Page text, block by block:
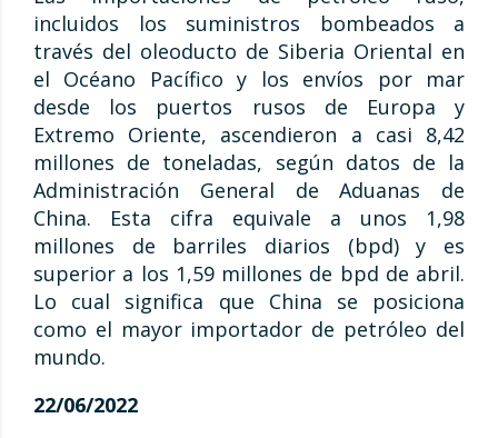
incluidos los suministros bombeados a
través del oleoducto de Siberia Oriental en
el Océano Pacífico y los envíos por mar
desde los puertos rusos de Europa y
Extremo Oriente, ascendieron a casi 8,42
millones de toneladas, según datos de la
Administración General de Aduanas de
China. Esta cifra equivale a unos 1,98
millones de barriles diarios (bpd) y es
superior a los 1,59 millones de bpd de abril.
Lo cual significa que China se posiciona
como el mayor importador de petróleo del
mundo.
22/06/2022